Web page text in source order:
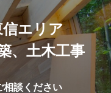
エリア
、土木工事
相談ください